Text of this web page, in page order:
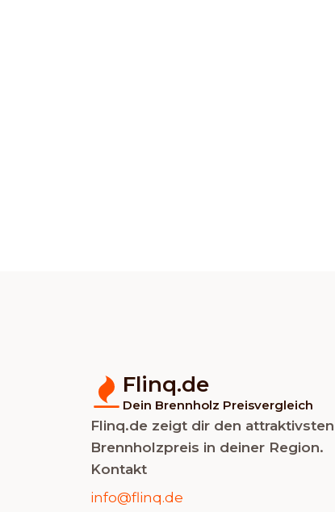
Flinq.de
Dein Brennholz Preisvergleich
Flinq.de zeigt dir den attraktivsten
Brennholzpreis in deiner Region.
Kontakt
info@flinq.de